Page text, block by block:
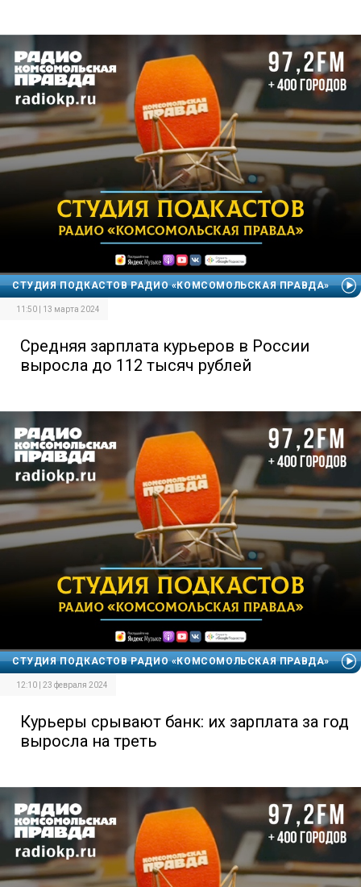
СТУДИЯ ПОДКАСТОВ РАДИО «КОМСОМОЛЬСКАЯ ПРАВДА»
11:50 | 13 марта 2024
Средняя зарплата курьеров в России
выросла до 112 тысяч рублей
СТУДИЯ ПОДКАСТОВ РАДИО «КОМСОМОЛЬСКАЯ ПРАВДА»
12:10 | 23 февраля 2024
Курьеры срывают банк: их зарплата за год
выросла на треть